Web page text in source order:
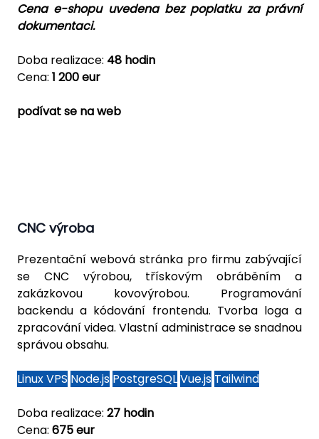
Cena e-shopu uvedena bez poplatku za právní
dokumentaci.
Doba realizace: 48 hodin
Cena: 1 200 eur
podívat se na web
CNC výroba
Prezentační webová stránka pro firmu zabývající
se CNC výrobou, třískovým obráběním a
zakázkovou kovovýrobou. Programování
backendu a kódování frontendu. Tvorba loga a
zpracování videa. Vlastní administrace se snadnou
správou obsahu.
Linux VPS Node.js PostgreSQLVue.js Tailwind
Doba realizace: 27 hodin
Cena: 675 eur